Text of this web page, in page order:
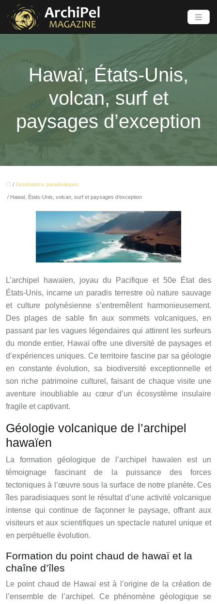
Hawaï, États-Unis,
volcan, surf et
paysages d’exception
/ Destinations paradisiaques
/ Hawaï, États-Unis, volcan, surf et paysages d’exception
L’archipel hawaïen, joyau du Pacifique et 50e État des
États-Unis, incarne un paradis terrestre où nature sauvage
et culture polynésienne s’entremêlent harmonieusement.
Des plages de sable fin aux sommets volcaniques, en
passant par les vagues légendaires qui attirent les surfeurs
du monde entier, Hawaï offre une diversité de paysages et
d’expériences uniques. Ce territoire fascine par sa géologie
en constante évolution, sa biodiversité exceptionnelle et
son riche patrimoine culturel, faisant de chaque visite une
aventure inoubliable au cœur d’un écosystème insulaire
fragile et captivant.
Géologie volcanique de l’archipel
hawaïen
La formation géologique de l’archipel hawaïen est un
témoignage fascinant de la puissance des forces
tectoniques à l’œuvre sous la surface de notre planète. Ces
îles paradisiaques sont le résultat d’une activité volcanique
intense qui continue de façonner le paysage, offrant aux
visiteurs et aux scientifiques un spectacle naturel unique et
en perpétuelle évolution.
Formation du point chaud de hawaï et la
chaîne d’îles
Le point chaud de Hawaï est à l’origine de la création de
l’ensemble de l’archipel. Ce phénomène géologique se